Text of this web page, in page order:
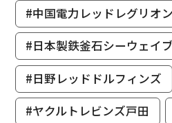
#中国電力レッドレグリオ
#日本製鉄釜石シーウェイ
#日野レッドドルフィンズ
#ヤクルトレビンズ戸田